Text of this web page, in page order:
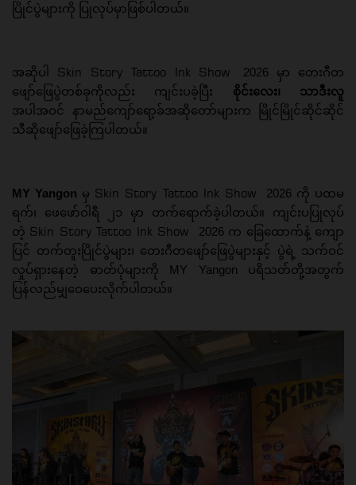
ပြိုင်ပွဲများကို ပြုလုပ်မှာဖြစ်ပါတယ်။
အဆိုပါ Skin Story Tattoo Ink Show
2026 မှာ တေးဂီတ
ဖျော်ဖြေပွဲတစ်ခုကိုလည်း ကျင်းပခဲ့ပြီး စိုင်းလေး၊ သာဒီးလူ
အပါအဝင် နာမည်ကျော်ရော့ခ်အဆိုတော်များက မြိုင်မြိုင်ဆိုင်ဆိုင်
သီဆိုဖျော်ဖြေခဲ့ကြပါတယ်။
MY Yangon မှ Skin Story Tattoo Ink Show
2026 ကို ပထမ
ရက်၊ ဖေဖော်ဝါရီ ၂၁ မှာ တက်ရောက်ခဲ့ပါတယ်။ ကျင်းပပြုလုပ်
တဲ့ Skin Story Tattoo Ink Show
2026 က ခြေထောက်နဲ့ ကျော
ပြင် တက်တူးပြိုင်ပွဲများ၊ တေးဂီတဖျော်ဖြေပွဲများနှင့် ပွဲရဲ့ သက်ဝင်
လှုပ်ရှားနေတဲ့ ဓာတ်ပုံများကို MY Yangon ပရိသတ်တို့အတွက်
ပြန်လည်မျှဝေပေးလိုက်ပါတယ်။